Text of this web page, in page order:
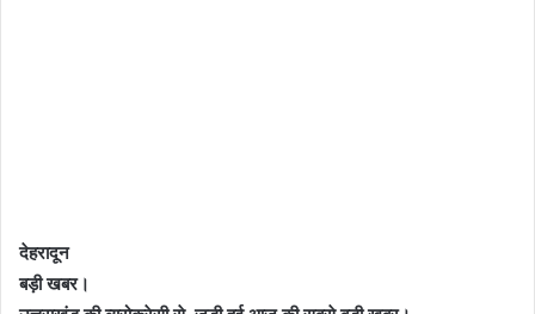
देहरादून
बड़ी खबर।